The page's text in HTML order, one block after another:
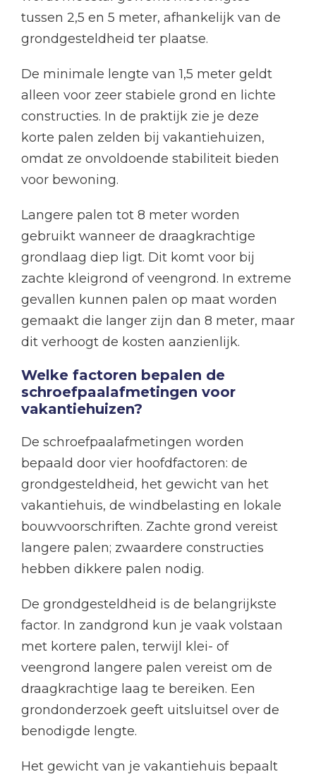
tussen 2,5 en 5 meter, afhankelijk van de
grondgesteldheid ter plaatse.
De minimale lengte van 1,5 meter geldt
alleen voor zeer stabiele grond en lichte
constructies. In de praktijk zie je deze
korte palen zelden bij vakantiehuizen,
omdat ze onvoldoende stabiliteit bieden
voor bewoning.
Langere palen tot 8 meter worden
gebruikt wanneer de draagkrachtige
grondlaag diep ligt. Dit komt voor bij
zachte kleigrond of veengrond. In extreme
gevallen kunnen palen op maat worden
gemaakt die langer zijn dan 8 meter, maar
dit verhoogt de kosten aanzienlijk.
Welke factoren bepalen de
schroefpaalafmetingen voor
vakantiehuizen?
De schroefpaalafmetingen worden
bepaald door vier hoofdfactoren: de
grondgesteldheid, het gewicht van het
vakantiehuis, de windbelasting en lokale
bouwvoorschriften. Zachte grond vereist
langere palen; zwaardere constructies
hebben dikkere palen nodig.
De grondgesteldheid is de belangrijkste
factor. In zandgrond kun je vaak volstaan
met kortere palen, terwijl klei- of
veengrond langere palen vereist om de
draagkrachtige laag te bereiken. Een
grondonderzoek geeft uitsluitsel over de
benodigde lengte.
Het gewicht van je vakantiehuis bepaalt